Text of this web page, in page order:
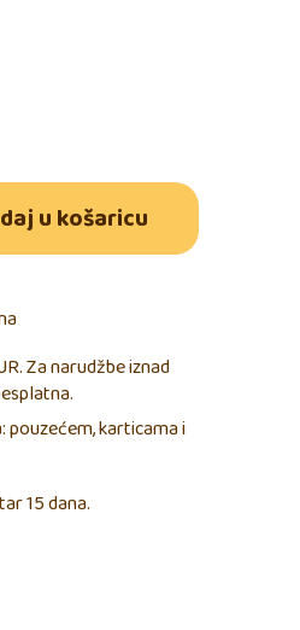
u košaricu
Za narudžbe iznad
pouzećem, karticama i
15 dana.